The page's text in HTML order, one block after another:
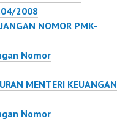
2008
NOMOR PMK-
Nomor
MENTERI KEUANGAN
Nomor